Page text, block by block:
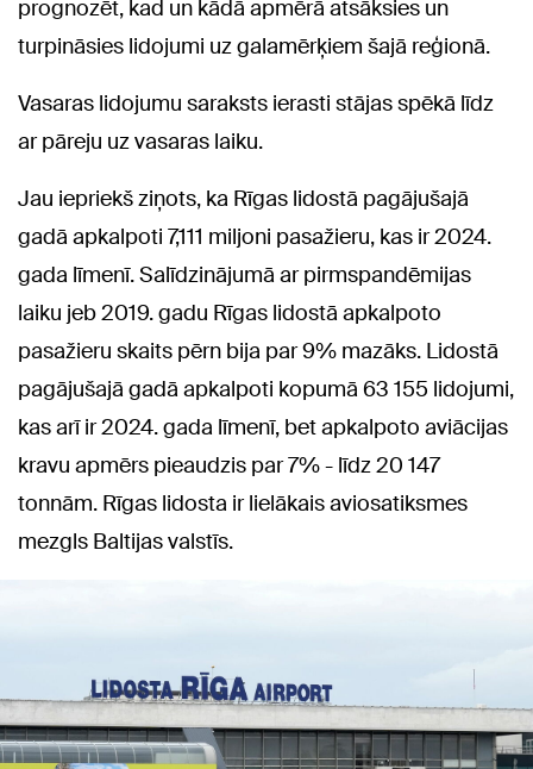
prognozēt, kad un kādā apmērā atsāksies un
turpināsies lidojumi uz galamērķiem šajā reģionā.
Vasaras lidojumu saraksts ierasti stājas spēkā līdz
ar pāreju uz vasaras laiku.
Jau iepriekš ziņots, ka Rīgas lidostā pagājušajā
gadā apkalpoti 7,111 miljoni pasažieru, kas ir 2024.
gada līmenī. Salīdzinājumā ar pirmspandēmijas
laiku jeb 2019. gadu Rīgas lidostā apkalpoto
pasažieru skaits pērn bija par 9% mazāks. Lidostā
pagājušajā gadā apkalpoti kopumā 63 155 lidojumi,
kas arī ir 2024. gada līmenī, bet apkalpoto aviācijas
kravu apmērs pieaudzis par 7% - līdz 20 147
tonnām. Rīgas lidosta ir lielākais aviosatiksmes
mezgls Baltijas valstīs.